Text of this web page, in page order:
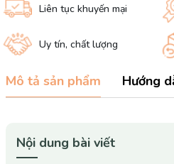
Liên tục khuyến mại
Uy tín, chất lượng
Mô tả sản phẩm Hướng
Nội dung bài viết